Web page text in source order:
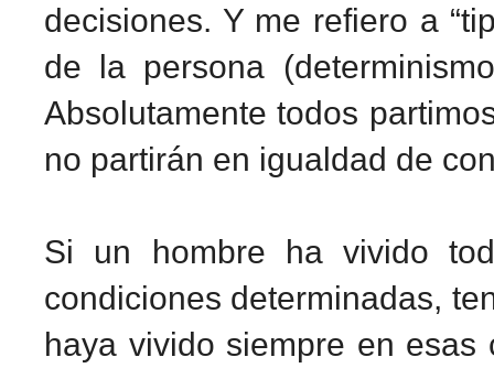
decisiones. Y me refiero a
de la persona
Absolutamente todos
no partirán en igualdad de
Si un hombre ha vivido
condiciones determinadas,
haya vivido siempre en esas